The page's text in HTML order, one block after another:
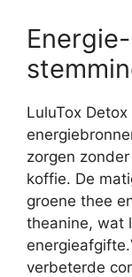
LuluTox
zorgen
koffie. De
groene thee
theanine, wat
verbeterde